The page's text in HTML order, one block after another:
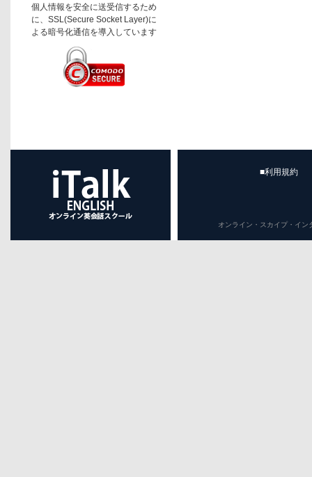
個人情報を安全に送受信するため
に、SSL(Secure Socket Layer)に
よる暗号化通信を導入しています
■利用規約
オンライン・スカイプ・イ